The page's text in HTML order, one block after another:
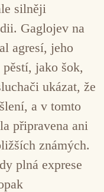
silněji
Gaglojev na
agresí, jeho
jako šok,
ukázat, že
a v tomto
připravena ani
známých.
plná exprese